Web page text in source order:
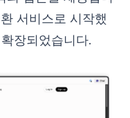
서비스로 시작했
장되었습니다.